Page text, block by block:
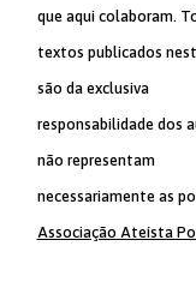
que aqui colaboram.
textos publicados
são da exclusiva
responsabilidade dos
não representam
necessariamente as
Associação Ateísta